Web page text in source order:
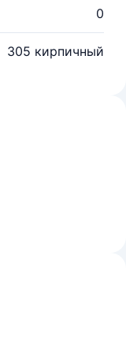
0
305 кирпичный